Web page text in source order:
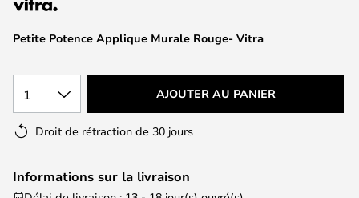
the
images
Petite Potence Applique Murale Rouge- Vitra
1 AJOUTER AU PANIER
Droit de rétraction de 30 jours
Informations sur la livraison